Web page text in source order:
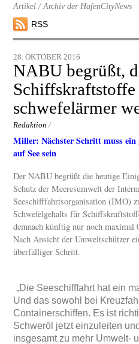
Artikel / Archiv der HafenCityNews
RSS
28. OKTOBER 2016
NABU begrüßt,
schwefelärmer
Redaktion /
Miller: Nächster Schritt muss ein
auf See sein
Der NABU begrüßt die heutige
Schutz der Meeresumwelt der
Seeschifffahrtsorganisation (IMO)
Schwefelgehalts für
demnach künftig nur noch maximal
Nach Ansicht der Umweltschützer
überfälliger Schritt.
„Die Seeschifffahrt hat ein
Und das sowohl bei
Containerschiffen. Es ist
Schweröl jetzt einzuleiten
insgesamt zu mehr Umwelt-